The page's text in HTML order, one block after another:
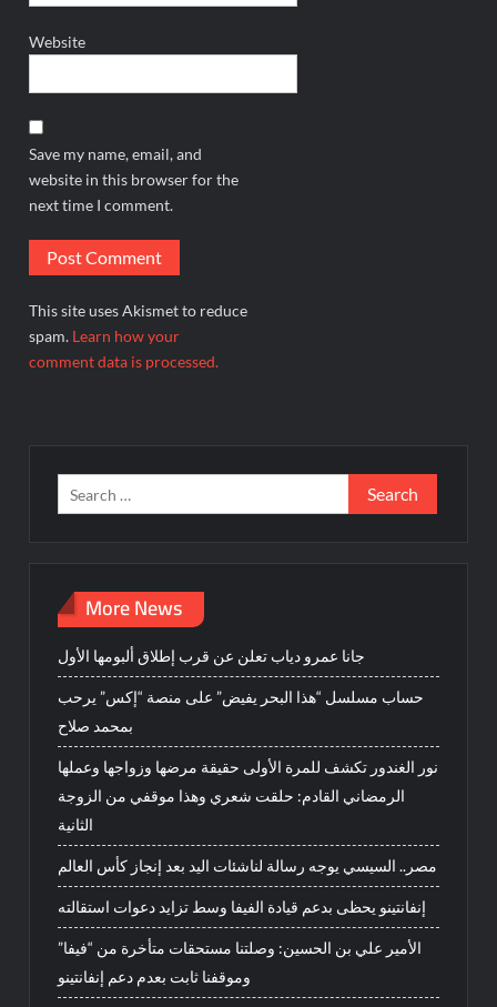
Website
Save my name, email, and
website in this browser for the
next time I comment.
This site uses Akismet to reduce
spam. Learn how your
comment data is processed.
Search
for:
More News
جانا عمرو دياب تعلن عن قرب إطلاق ألبومها الأول
حساب مسلسل “هذا البحر يفيض” على منصة “إكس” يرحب
بمحمد صلاح
نور الغندور تكشف للمرة الأولى حقيقة مرضها وزواجها وعملها
الرمضاني القادم: حلقت شعري وهذا موقفي من الزوجة
الثانية
مصر.. السيسي يوجه رسالة لناشئات اليد بعد إنجاز كأس العالم
إنفانتينو يحظى بدعم قيادة الفيفا وسط تزايد دعوات استقالته
الأمير علي بن الحسين: وصلتنا مستحقات متأخرة من “فيفا”
وموقفنا ثابت بعدم دعم إنفانتينو